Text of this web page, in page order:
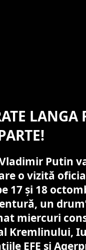
LANGA
Putin
o vizită
17 şi 18
un
miercuri
Kremlinului,
EFE și